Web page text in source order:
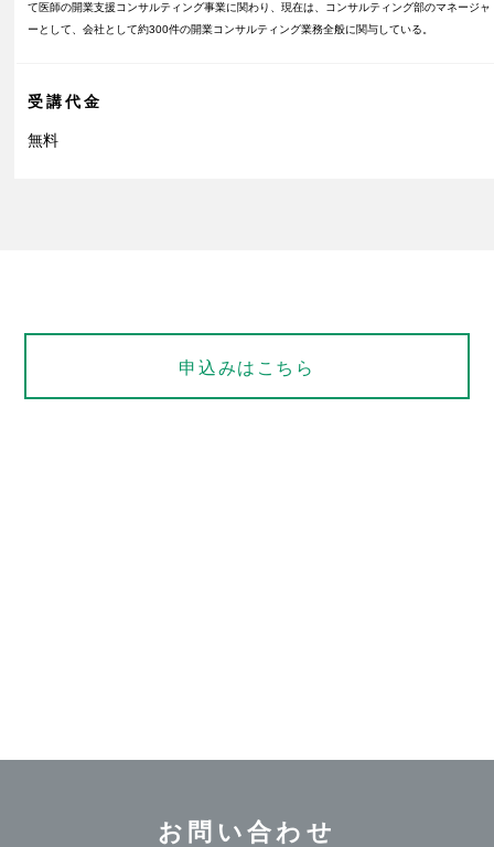
て医師の開業支援コンサルティング事業に関わり、現在は、コンサルティング部のマネージャ
ーとして、会社として約300件の開業コンサルティング業務全般に関与している。
受講代金
無料
申込みはこちら
お問い合わせ